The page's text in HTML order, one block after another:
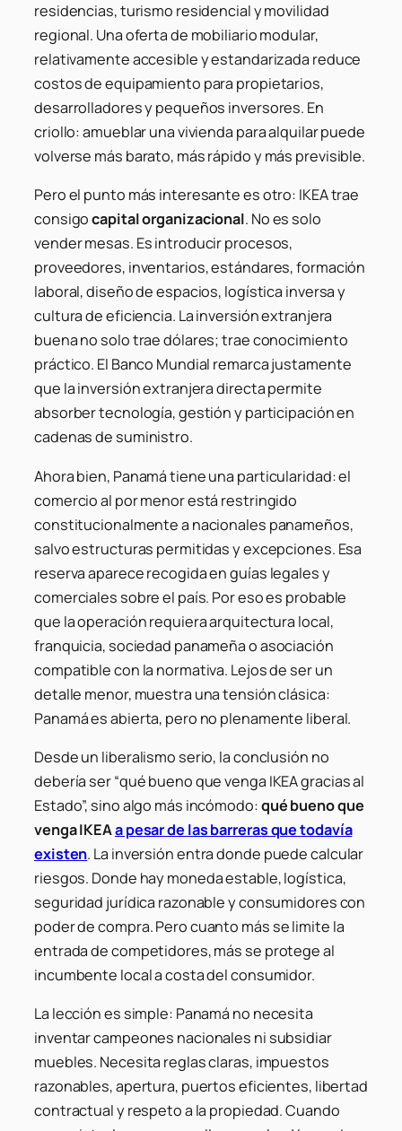
residencias, turismo residencial y movilidad
regional. Una oferta de mobiliario modular,
relativamente accesible y estandarizada reduce
costos de equipamiento para propietarios,
desarrolladores y pequeños inversores. En
criollo: amueblar una vivienda para alquilar puede
volverse más barato, más rápido y más previsible.
Pero el punto más interesante es otro: IKEA trae
consigocapital organizacional. No es solo
vender mesas. Es introducir procesos,
proveedores, inventarios, estándares, formación
laboral, diseño de espacios, logística inversa y
cultura de eficiencia. La inversión extranjera
buena no solo trae dólares; trae conocimiento
práctico. El Banco Mundial remarca justamente
que la inversión extranjera directa permite
absorber tecnología, gestión y participación en
cadenas de suministro.
Ahora bien, Panamá tiene una particularidad: el
comercio al por menor está restringido
constitucionalmente a nacionales panameños,
salvo estructuras permitidas y excepciones. Esa
reserva aparece recogida en guías legales y
comerciales sobre el país. Por eso es probable
que la operación requiera arquitectura local,
franquicia, sociedad panameña o asociación
compatible con la normativa. Lejos de ser un
detalle menor, muestra una tensión clásica:
Panamá es abierta, pero no plenamente liberal.
Desde un liberalismo serio, la conclusión no
debería ser “qué bueno que venga IKEA gracias al
Estado”, sino algo más incómodo:qué bueno que
venga IKEAa pesar de las barreras que todavía
existen. La inversión entra donde puede calcular
riesgos. Donde hay moneda estable, logística,
seguridad jurídica razonable y consumidores con
poder de compra. Pero cuanto más se limite la
entrada de competidores, más se protege al
incumbente local a costa del consumidor.
La lección es simple: Panamá no necesita
inventar campeones nacionales ni subsidiar
muebles. Necesita reglas claras, impuestos
razonables, apertura, puertos eficientes, libertad
contractual y respeto a la propiedad. Cuando